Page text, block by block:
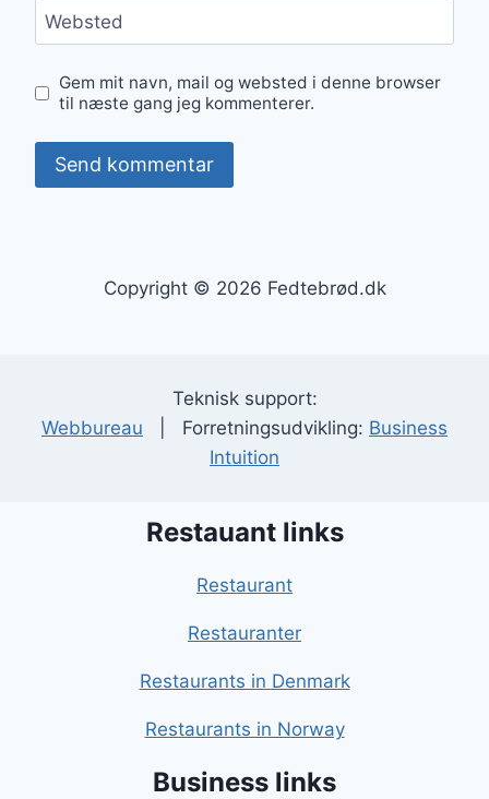
Websted
Gem mit navn, mail og websted i denne browser
til næste gang jeg kommenterer.
Copyright © 2026 Fedtebrød.dk
Teknisk support:
Webbureau | Forretningsudvikling: Business
Intuition
Restauant links
Restaurant
Restauranter
Restaurants in Denmark
Restaurants in Norway
Business links